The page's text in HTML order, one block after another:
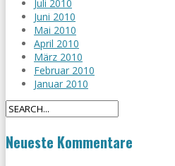
Juli 2010
Juni 2010
Mai 2010
April 2010
März 2010
Februar 2010
Januar 2010
Neueste Kommentare